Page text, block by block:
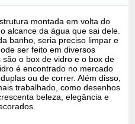
montada em volta do
alcance da água que sai dele.
banho, seria preciso limpar e
ser feito em diversos
o box de vidro e o box de
é encontrado no mercado
ou de correr. Além disso,
trabalhado, como desenhos
beleza, elegância e